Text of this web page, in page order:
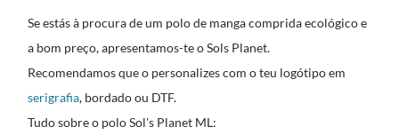
Se estás à procura de um polo de manga comprida ecológico e
a bom preço, apresentamos-te o Sols Planet.
Recomendamos que o personalizes com o teu logótipo em
serigrafia, bordado ou DTF.
Tudo sobre o polo Sol's Planet ML: